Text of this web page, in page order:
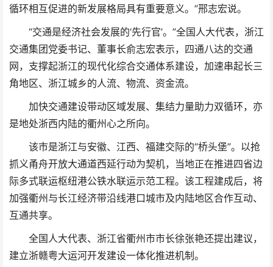
循环相互促进的新发展格局具有重要意义。”邢志宏说。
“交通是经济社会发展的‘先行官’。”全国人大代表，浙江
交通集团党委书记、董事长俞志宏表示，四通八达的交通
网，支撑起浙江的现代化综合交通体系建设，加速串起长三
角地区、浙江城乡的人流、物流、资金流。
加快交通建设带动区域发展、集结力量助力双循环，亦
是地处浙西内陆的衢州心之所向。
该市是浙江与安徽、江西、福建交际的“桥头堡”。以抢
抓义甬舟开放大通道西延行动为契机，当地正在推进四省边
际多式联运枢纽港公铁水联运示范工程。该工程建成后，将
加强衢州与长江经济带沿线港口城市及内陆地区合作互动、
互通共享。
全国人大代表、浙江省衢州市市长徐张艳还提出建议，
建立浙赣粤大运河开发建设一体化推进机制。